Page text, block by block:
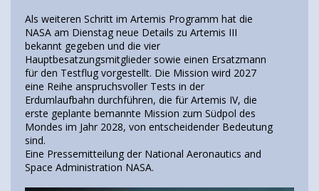
Als weiteren Schritt im Artemis Programm hat die
NASA am Dienstag neue Details zu Artemis III
bekannt gegeben und die vier
Hauptbesatzungsmitglieder sowie einen Ersatzmann
für den Testflug vorgestellt. Die Mission wird 2027
eine Reihe anspruchsvoller Tests in der
Erdumlaufbahn durchführen, die für Artemis IV, die
erste geplante bemannte Mission zum Südpol des
Mondes im Jahr 2028, von entscheidender Bedeutung
sind.
Eine Pressemitteilung der National Aeronautics and
Space Administration NASA.